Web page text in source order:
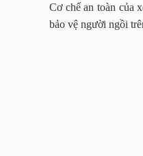
Cơ chế an toàn của
bảo vệ người ngồi